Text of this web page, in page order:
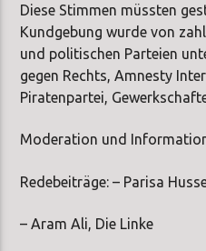
Diese Stimmen müssten
Kundgebung wurde von
und politischen Parteien
gegen Rechts, Amnesty
Piratenpartei,
Moderation und
Redebeiträge: – Parisa
– Aram Ali, Die Linke